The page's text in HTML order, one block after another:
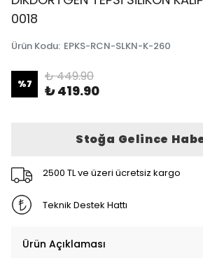
0018
Ürün Kodu: EPKS-RCN-SLKN-K-260
%7 ₺ 449.90
₺ 419.90
Stoğa Gelince
2500 TL ve üzeri ücretsiz kargo
Teknik Destek Hattı
Ürün Açıklaması